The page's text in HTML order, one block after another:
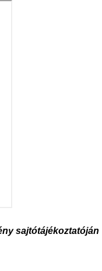
sajtótájékoztatóján